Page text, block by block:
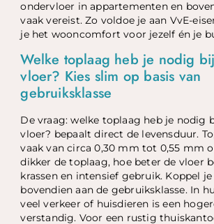
ondervloer in appartementen en
vaak vereist. Zo voldoe je aan VvE-
je het wooncomfort voor jezelf én je
Welke toplaag heb je nodig
vloer? Kies slim op basis van
gebruiksklasse
De vraag: welke toplaag heb je nodig
vloer? bepaalt direct de levensduur.
vaak van circa 0,30 mm tot 0,55 mm
dikker de toplaag, hoe beter de vloer
krassen en intensief gebruik. Koppel je
bovendien aan de gebruiksklasse. In
veel verkeer of huisdieren is een
verstandig. Voor een rustig